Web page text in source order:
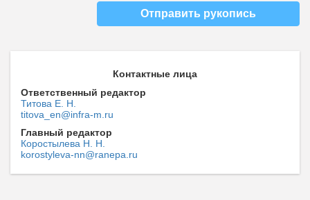
Отправить рукопись
Контактные лица
Ответственный редактор
Титова Е. Н.
titova_en@infra-m.ru
Главный редактор
Коростылева Н. Н.
korostyleva-nn@ranepa.ru